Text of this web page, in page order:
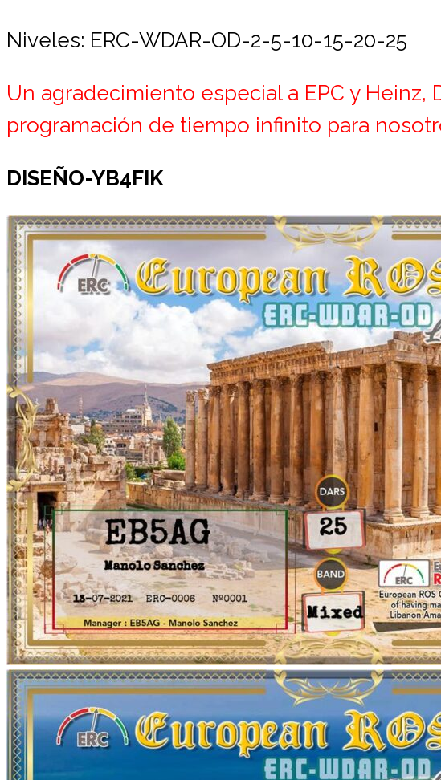
Niveles: ERC-WDAR-OD-2-5-10-15-20-25
Un agradecimiento especial a EPC y
programación de tiempo infinito para
DISEÑO-YB4FIK